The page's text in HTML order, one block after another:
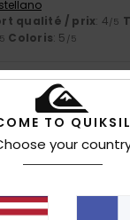
qualité / prix: 4/5
Coloris: 5 /5
4/5
bien. Il s'agit
tissu lisse.
TO
your